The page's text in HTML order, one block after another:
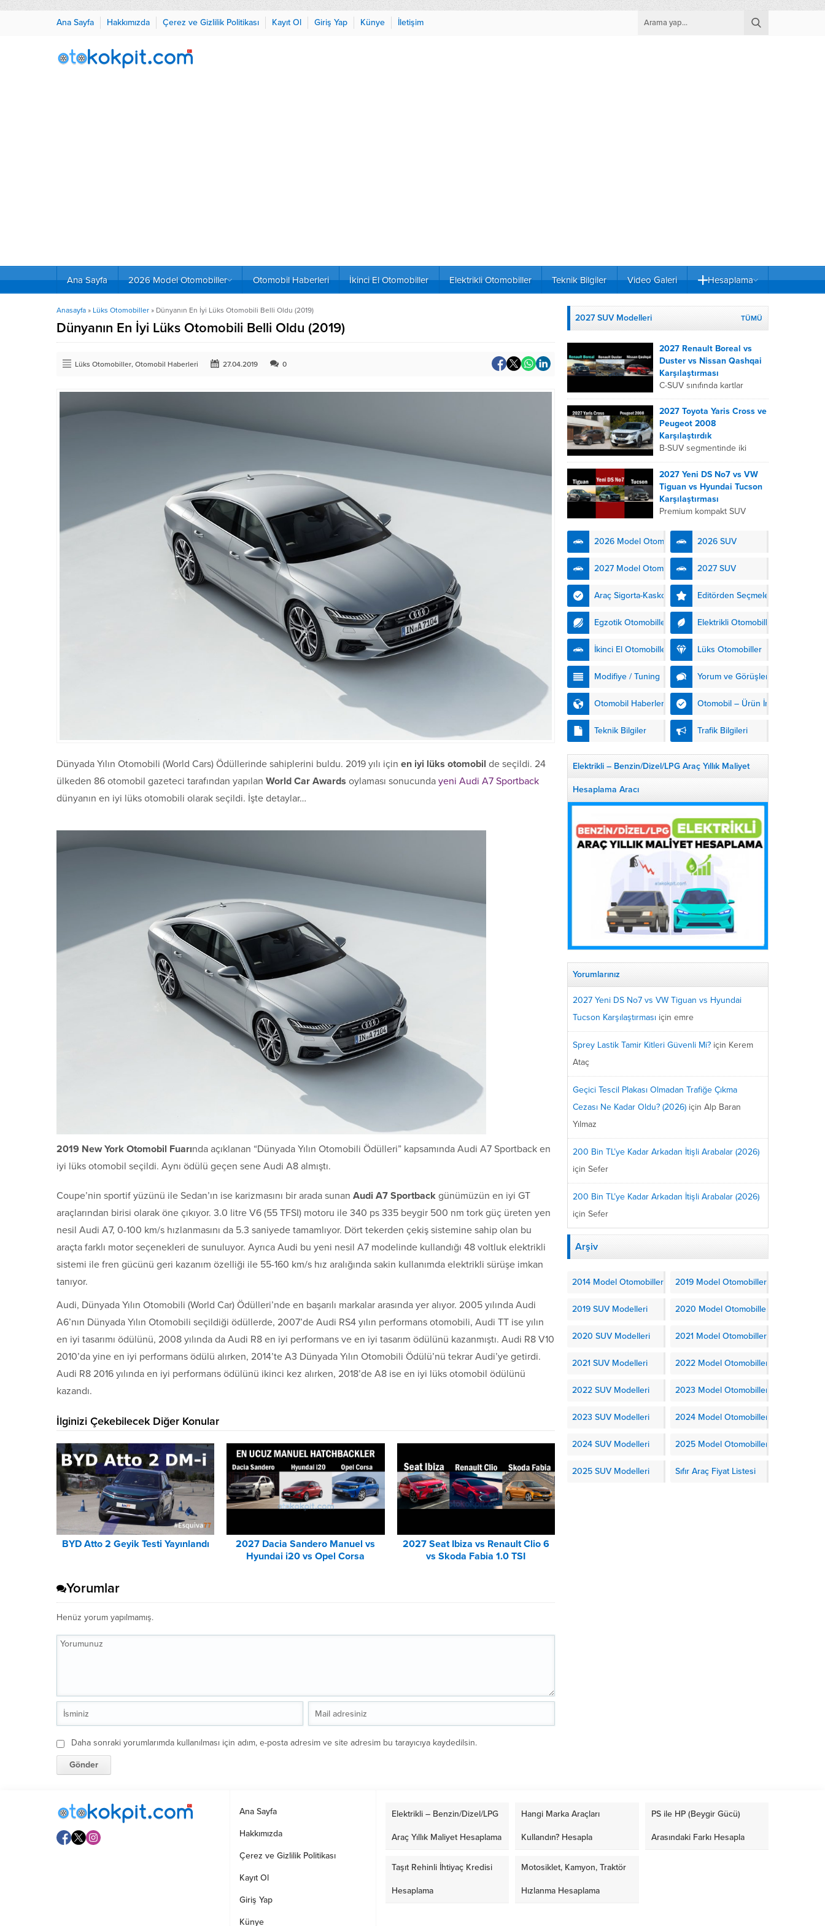
Ana Sayfa Hakkımızda Çerez ve Gizlilik Politikası Kayıt Ol Giriş Yap Künye İletişim
Ana Sayfa 2026 Model Otomobiller Otomobil Haberleri İkinci El Otomobiller Elektrikli Otomobiller Teknik Bilgiler Video Galeri Hesaplama
Anasayfa » Lüks Otomobiller » Dünyanın En İyi Lüks Otomobili Belli Oldu (2019)
Dünyanın En İyi Lüks Otomobili Belli Oldu (2019)
Lüks Otomobiller, Otomobil Haberleri 27.04.2019 0
Dünyada Yılın Otomobili (World Cars) Ödüllerinde sahiplerini buldu. 2019 yılı için en iyi lüks otomobil de seçildi. 24
ülkeden 86 otomobil gazeteci tarafından yapılan World Car Awards oylaması sonucunda yeni Audi A7 Sportback
dünyanın en iyi lüks otomobili olarak seçildi. İşte detaylar…
2019 New York Otomobil Fuarında açıklanan “Dünyada Yılın Otomobili Ödülleri” kapsamında Audi A7 Sportback en
iyi lüks otomobil seçildi. Aynı ödülü geçen sene Audi A8 almıştı.
Coupe’nin sportif yüzünü ile Sedan’ın ise karizmasını bir arada sunan Audi A7 Sportback günümüzün en iyi GT
araçlarından birisi olarak öne çıkıyor. 3.0 litre V6 (55 TFSI) motoru ile 340 ps 335 beygir 500 nm tork güç üreten yen
nesil Audi A7, 0-100 km/s hızlanmasını da 5.3 saniyede tamamlıyor. Dört tekerden çekiş sistemine sahip olan bu
araçta farklı motor seçenekleri de sunuluyor. Ayrıca Audi bu yeni nesil A7 modelinde kullandığı 48 voltluk elektrikli
sistemi ile fren gücünü geri kazanım özelliği ile 55-160 km/s hız aralığında sakin kullanımda elektrikli sürüşe imkan
tanıyor.
Audi, Dünyada Yılın Otomobili (World Car) Ödülleri’nde en başarılı markalar arasında yer alıyor. 2005 yılında Audi
A6’nın Dünyada Yılın Otomobili seçildiği ödüllerde, 2007’de Audi RS4 yılın performans otomobili, Audi TT ise yılın
en iyi tasarımı ödülünü, 2008 yılında da Audi R8 en iyi performans ve en iyi tasarım ödülünü kazanmıştı. Audi R8 V10
2010’da yine en iyi performans ödülü alırken, 2014’te A3 Dünyada Yılın Otomobili Ödülü’nü tekrar Audi’ye getirdi.
Audi R8 2016 yılında en iyi performans ödülünü ikinci kez alırken, 2018’de A8 ise en iyi lüks otomobil ödülünü
kazandı.
İlginizi Çekebilecek Diğer Konular
BYD Atto 2 Geyik Testi Yayınlandı
2027 Dacia Sandero Manuel vs
Hyundai i20 vs Opel Corsa
2027 Seat Ibiza vs Renault Clio 6
vs Skoda Fabia 1.0 TSI
Yorumlar
Henüz yorum yapılmamış.
Daha sonraki yorumlarımda kullanılması için adım, e-posta adresim ve site adresim bu tarayıcıya kaydedilsin.
2027 SUV Modelleri TÜMÜ
2027 Renault Boreal vs
Duster vs Nissan Qashqai
Karşılaştırması
C-SUV sınıfında kartlar
yeniden dağıtıldı. 2027
Renault Boreal, Renault
Duster ve Nissan Qashqai;
her biri farklı bir sürüş
deneyimi, motor...
2027 Toyota Yaris Cross ve
Peugeot 2008
Karşılaştırdık
B-SUV segmentinde iki
önemli oyuncu olan 2027
Toyota Yaris
Cross ve Peugeot 2008,
farklı mühendislik
felsefeleriyle kullanıcıların
hibrit teknolojisindeki
uzmanlığını...
2027 Yeni DS No7 vs VW
Tiguan vs Hyundai Tucson
Karşılaştırması
Premium kompakt SUV
isteyen 2027 DS No7,
kendinden şarjlı hibrit
teknolojisiyle buluşturuyor.
DS Automobiles’in yeni...
2026 Model Otomobiller 2026 SUV
2027 Model Otomobiller 2027 SUV
Araç Sigorta-Kasko Editörden Seçmeler
Egzotik Otomobiller Elektrikli Otomobiller
İkinci El Otomobiller Lüks Otomobiller
Modifiye / Tuning Yorum ve Görüşler
Otomobil Haberleri Otomobil – Ürün İnceleme
Teknik Bilgiler Trafik Bilgileri
Elektrikli – Benzin/Dizel/LPG Araç Yıllık Maliyet
Hesaplama Aracı
Yorumlarınız
2027 Yeni DS No7 vs VW Tiguan vs Hyundai
Tucson Karşılaştırması için emre
Sprey Lastik Tamir Kitleri Güvenli Mi? için Kerem
Ataç
Geçici Tescil Plakası Olmadan Trafiğe Çıkma
Cezası Ne Kadar Oldu? (2026) için Alp Baran
Yılmaz
200 Bin TL’ye Kadar Arkadan İtişli Arabalar (2026)
için Sefer
200 Bin TL’ye Kadar Arkadan İtişli Arabalar (2026)
için Sefer
Arşiv
2014 Model Otomobiller 2019 Model Otomobiller
2019 SUV Modelleri 2020 Model Otomobiller
2020 SUV Modelleri 2021 Model Otomobiller
2021 SUV Modelleri 2022 Model Otomobiller
2022 SUV Modelleri 2023 Model Otomobiller
2023 SUV Modelleri 2024 Model Otomobiller
2024 SUV Modelleri 2025 Model Otomobiller
2025 SUV Modelleri Sıfır Araç Fiyat Listesi
Ana Sayfa
Hakkımızda
Çerez ve Gizlilik Politikası
Kayıt Ol
Giriş Yap
Künye
Elektrikli – Benzin/Dizel/LPG
Araç Yıllık Maliyet Hesaplama
Hangi Marka Araçları
Kullandın? Hesapla
PS ile HP (Beygir Gücü)
Arasındaki Farkı Hesapla
Taşıt Rehinli İhtiyaç Kredisi
Hesaplama
Motosiklet, Kamyon, Traktör
Hızlanma Hesaplama